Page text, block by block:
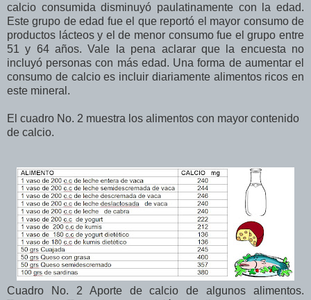
calcio consumida disminuyó paulatinamente con la edad.
Este grupo de edad fue el que reportó el mayor consumo de
productos lácteos y el de menor consumo fue el grupo entre
51 y 64 años. Vale la pena aclarar que la encuesta no
incluyó personas con más edad. Una forma de aumentar el
consumo de calcio es incluir diariamente alimentos ricos en
este mineral.
El cuadro No. 2 muestra los alimentos con mayor contenido
de calcio.
Cuadro No. 2 Aporte de calcio de algunos alimentos.